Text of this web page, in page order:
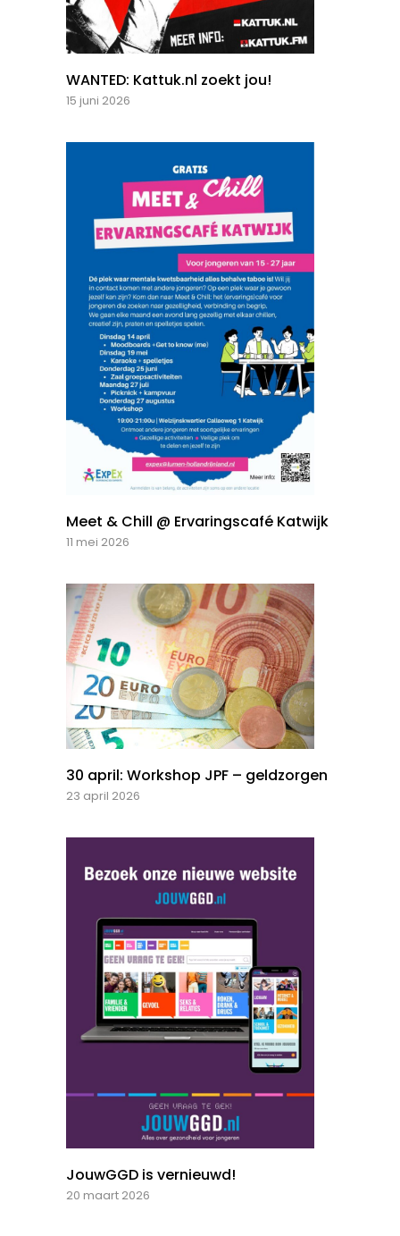
WANTED: Kattuk.nl zoekt jou!
15 juni 2026
Meet & Chill @ Ervaringscafé Katwijk
11 mei 2026
30 april: Workshop JPF – geldzorgen
23 april 2026
JouwGGD is vernieuwd!
20 maart 2026